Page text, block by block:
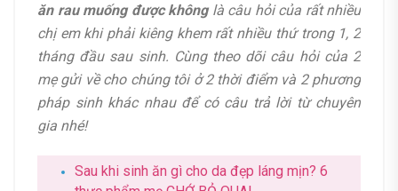
ăn rau muống được khônglà câu hỏi của rất nhiều
chị em khi phải kiêng khem rất nhiều thứ trong 1, 2
tháng đầu sau sinh. Cùng theo dõi câu hỏi của 2
mẹ gửi về cho chúng tôi ở 2 thời điểm và 2 phương
pháp sinh khác nhau để có câu trả lời từ chuyên
gia nhé!
Sau khi sinh ăn gì cho da đẹp láng mịn? 6